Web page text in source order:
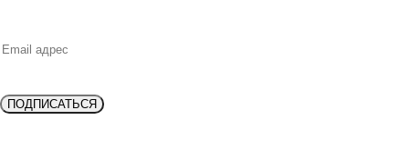
ПОДПИСАТЬСЯ